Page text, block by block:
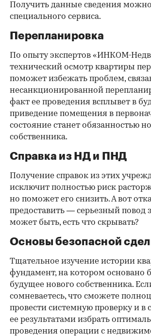
Получить данные сведения
специального сервиса.
Перепланировка
По опыту экспертов «ИНКОМ-
технический осмотр квартиры
поможет избежать проблем,
несанкционированной
факт ее проведения всплывет в
приведение помещения в
состояние станет обязанностью
собственника.
Справка из НД и ПНД
Получение справок из этих
исключит полностью риск
но поможет его снизить. А вот
предоставить — серьезный повод
может быть, есть что скрывать?
Основы безопасной
Тщательное изучение истории
фундамент, на котором основано
будущее нового собственника.
сомневаетесь, что сможете
провести системную проверку и в
ее результатами избрать
проведения операции с